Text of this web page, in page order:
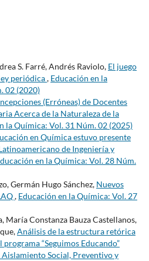
S. Farré, Andrés Raviolo, El juego
periódica, Educación en la
02 (2020)
(Erróneas) de Docentes
Acerca de la Naturaleza de la
la Química: Vol. 31 Núm. 02 (2025)
en Química estuvo presente
de Ingeniería y
en la Química: Vol. 28 Núm.
Germán Hugo Sánchez, Nuevos
, Educación en la Química: Vol. 27
María Constanza Bauza Castellanos,
Análisis de la estructura retórica
“Seguimos Educando”
Social, Preventivo y